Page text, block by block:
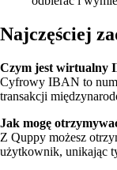
Najczęściej
Czym jest wirtualny
Cyfrowy IBAN to
transakcji
Jak mogę
Z Quppy możesz
użytkownik, unikając